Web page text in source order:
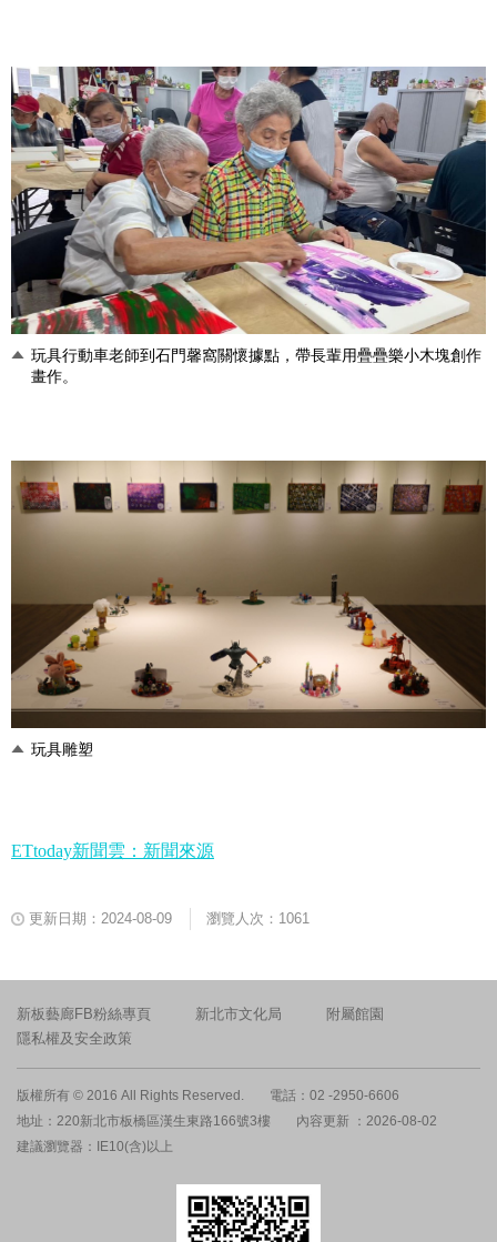
玩具行動車老師到石門馨窩關懷據點，帶長輩用疊疊樂小木塊創作
畫作。
玩具雕塑
ETtoday新聞雲：新聞來源
更新日期：2024-08-09 瀏覽人次：1061
新板藝廊FB粉絲專頁 新北市文化局
附屬館園
隱私權及安全政策
版權所有 © 2016 All Rights Reserved.
電話：02 -2950-6606
地址：220新北市板橋區漢生東路166號3樓
內容更新 ：2026-08-02
建議瀏覽器：IE10(含)以上